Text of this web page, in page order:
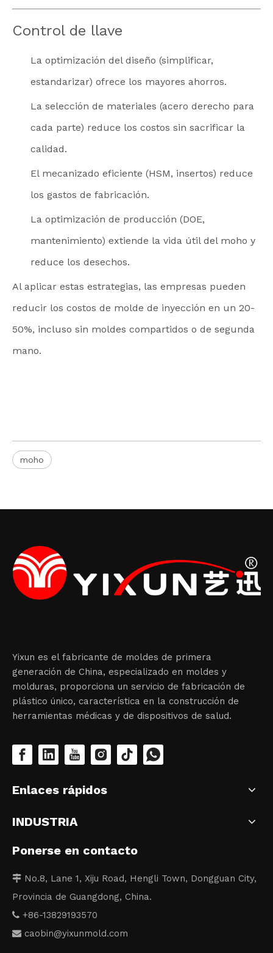
Control de llave
La optimización del diseño (simplificar,
estandarizar) ofrece los mayores ahorros.
La selección de materiales (acero derecho para
cada parte) reduce los costos sin sacrificar la
calidad.
El mecanizado eficiente (HSM, insertos) reduce
los gastos de fabricación.
La optimización de producción (DOE,
mantenimiento) extiende la vida útil del moho y
reduce los desechos.
Al aplicar estas estrategias, las empresas pueden
reducir los costos de molde de inyección en un 20-
50%, incluso sin moldes compartidos o de segunda
mano.
moho
Yixun es el fabricante de moldes de primera
generación de China, especializado en moldes y
molduras, proporciona un servicio de fabricación de
plástico único, característica en la construcción de
herramientas médicas y de dispositivos de salud.
Enlaces rápidos
INDUSTRIA
Ponerse en contacto
 No.8, Lane 1, Xiju Road, Hengli Town, Dongguan City,
Provincia de Guangdong, China.
 +86-13829193570
 caobin@yixunmold.com